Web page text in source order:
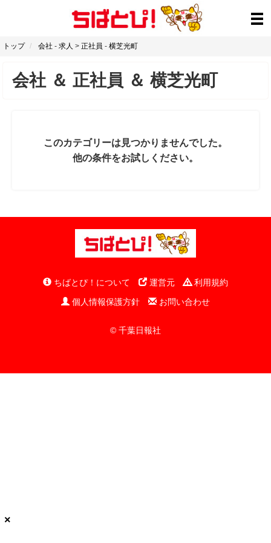
トップ 会社 - 求人 > 正社員 - 横芝光町
会社 ＆ 正社員 ＆ 横芝光町
このカテゴリーは見つかりませんでした。
他の条件をお試しください。
ちばとぴ！について 運営元
利用規約
個人情報保護方針
お問い合わせ
© 千葉日報社
×